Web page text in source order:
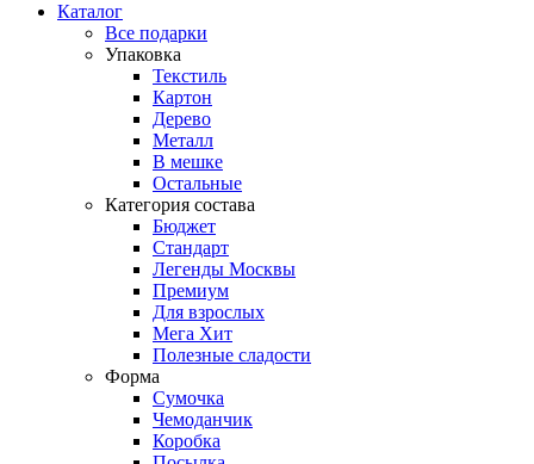
Каталог
Все подарки
Упаковка
Текстиль
Картон
Дерево
Металл
В мешке
Остальные
Категория состава
Бюджет
Стандарт
Легенды Москвы
Премиум
Для взрослых
Мега Хит
Полезные сладости
Форма
Сумочка
Чемоданчик
Коробка